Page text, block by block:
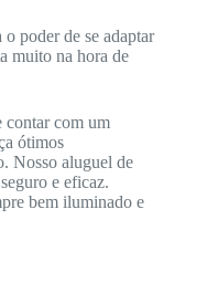
poder de se adaptar
muito na hora de
contar com um
ótimos
Nosso aluguel de
e eficaz.
bem iluminado e